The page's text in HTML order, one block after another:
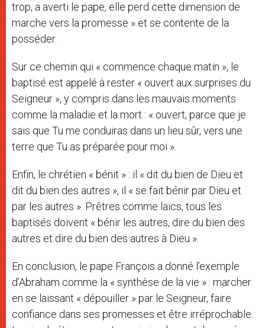
trop, a averti le pape, elle perd cette dimension de
marche vers la promesse » et se contente de la
posséder.
Sur ce chemin qui « commence chaque matin », le
baptisé est appelé à rester « ouvert aux surprises du
Seigneur », y compris dans les mauvais moments
comme la maladie et la mort : « ouvert, parce que je
sais que Tu me conduiras dans un lieu sûr, vers une
terre que Tu as préparée pour moi ».
Enfin, le chrétien « bénit » : il « dit du bien de Dieu et
dit du bien des autres », il « se fait bénir par Dieu et
par les autres ». Prêtres comme laïcs, tous les
baptisés doivent « bénir les autres, dire du bien des
autres et dire du bien des autres à Dieu ».
En conclusion, le pape François a donné l’exemple
d’Abraham comme la « synthèse de la vie » : marcher
en se laissant « dépouiller » par le Seigneur, faire
confiance dans ses promesses et être irréprochable.